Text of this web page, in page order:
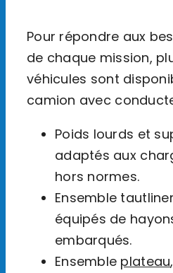
Pour répondre aux
de chaque mission,
véhicules sont
camion avec
Poids lourds et
adaptés aux
hors normes.
Ensemble tautliner
équipés de
embarqués.
Ensemble plateau